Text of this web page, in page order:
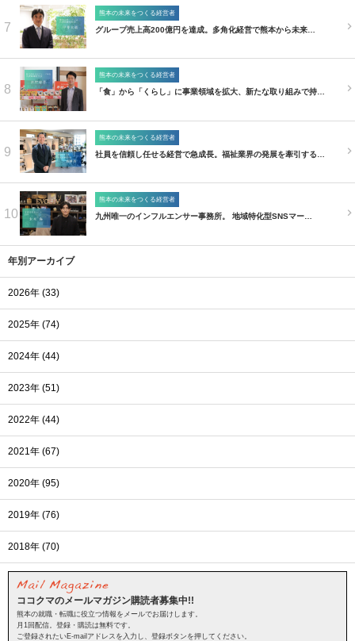
7
熊本の未来をつくる経営者
グループ売上高200億円を達成。多角化経営で熊本から未来…
8
熊本の未来をつくる経営者
「食」から「くらし」に事業領域を拡大、新たな取り組みで持…
9
熊本の未来をつくる経営者
社員を信頼し任せる経営で急成長。福祉業界の発展を牽引する…
10
熊本の未来をつくる経営者
九州唯一のインフルエンサー事務所。 地域特化型SNSマー…
年別アーカイブ
2026年 (33)
2025年 (74)
2024年 (44)
2023年 (51)
2022年 (44)
2021年 (67)
2020年 (95)
2019年 (76)
2018年 (70)
ココクマのメールマガジン購読者募集中!!
熊本の就職・転職に役立つ情報をメールでお届けします。
月1回配信。登録・購読は無料です。
ご登録されたいE-mailアドレスを入力し、登録ボタンを押してください。